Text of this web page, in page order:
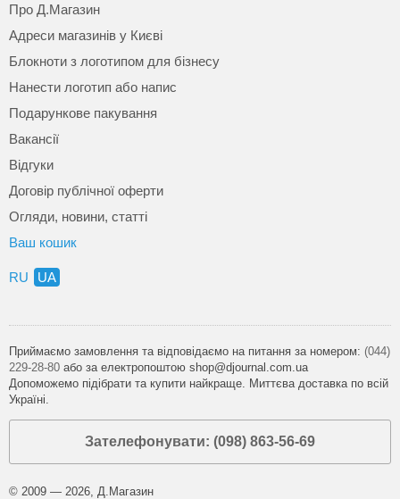
Про Д.Магазин
Адреси магазинів у Києві
Блокноти з логотипом для бізнесу
Нанести логотип або напис
Подарункове пакування
Вакансії
Відгуки
Договір публічної оферти
Огляди, новини, статті
Ваш кошик
RU UA
Приймаємо замовлення та відповідаємо на питання за номером: (044)
229-28-80 або за електропоштою shop@djournal.com.ua
Допоможемо підібрати та купити найкраще. Миттєва доставка по всій
Україні.
Зателефонувати: (098) 863-56-69
© 2009 — 2026, Д.Магазин